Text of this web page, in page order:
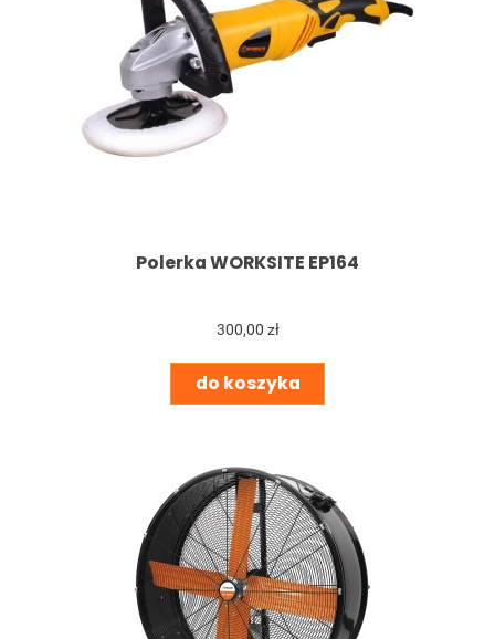
Polerka WORKSITE EP164
300,00 zł
do koszyka